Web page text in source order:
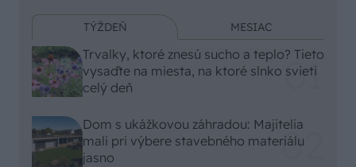
TÝŽDEŇ MESIAC
Trvalky, ktoré znesú sucho a teplo? Tieto
vysaďte na miesta, na ktoré slnko svieti
celý deň
Dom s ukážkovou záhradou: Majitelia
mali pri výbere stavebného materiálu
jasno